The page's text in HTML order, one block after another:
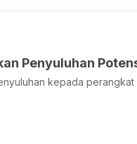
Penyuluhan
kepada